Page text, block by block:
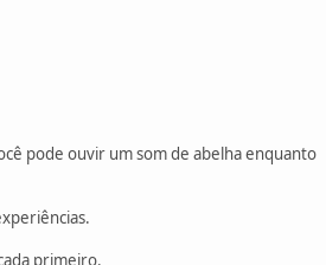
pode ouvir um som de abelha enquanto
primeiro.